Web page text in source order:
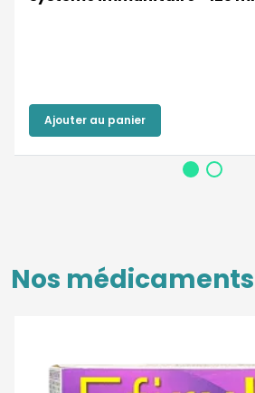
Ajouter au panier
Nos médicaments